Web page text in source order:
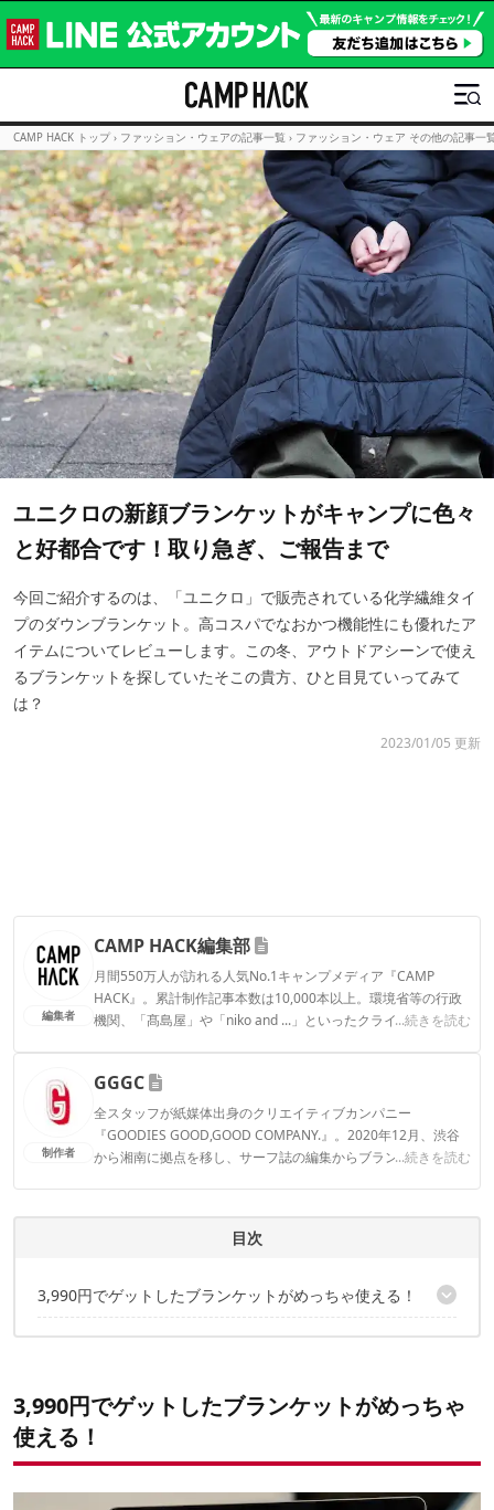
CAMP HACK トップ › ファッション・ウェアの記事一覧 › ファッション・ウェア その他の記事一
ユニクロの新顔ブランケットがキャンプに色々
と好都合です！取り急ぎ、ご報告まで
今回ご紹介するのは、「ユニクロ」で販売されている化学繊維タイ
プのダウンブランケット。高コスパでなおかつ機能性にも優れたア
イテムについてレビューします。この冬、アウトドアシーンで使え
るブランケットを探していたそこの貴方、ひと目見ていってみて
は？
2023/01/05 更新
編集者
CAMP HACK編集部
月間550万人が訪れる人気No.1キャンプメディア『CAMP
HACK』。累計制作記事本数は10,000本以上。環境省等の行政
機関、「髙島屋」や「niko and ...」といったクライアントとの
...続きを読む
CAMP HACK編集部のプロフィール
制作者
GGGC
全スタッフが紙媒体出身のクリエイティブカンパニー
『GOODIES GOOD,GOOD COMPANY.』。2020年12月、渋谷
から湘南に拠点を移し、サーフ誌の編集からブランドデザイン
テンツをお届けできれば幸いです。
...続きを読む
目次
3,990円でゲットしたブランケットがめっちゃ使える！
雨水を弾く！耐久撥水機能が嬉しい
ポンチョとして着用も可能な2WAY仕様
持ち運びに便利なパッカブル仕様
3,990円でゲットしたブランケットがめっちゃ
使える！